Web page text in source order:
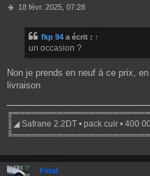
M18 févr. 2025, 07:28
fkp 94 a écrit : ↑
un occasion ?
Non je prends en neuf à ce prix,
livraison
║◢ Safrane 2.2DT • pack cuir • 400
Final